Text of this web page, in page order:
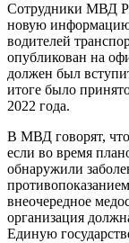
Сотрудники МВД
новую информацию
водителей
опубликован на
должен был
итоге было
2022 года.
В МВД говорят, что
если во время
обнаружили
внеочередное
организация
Единую